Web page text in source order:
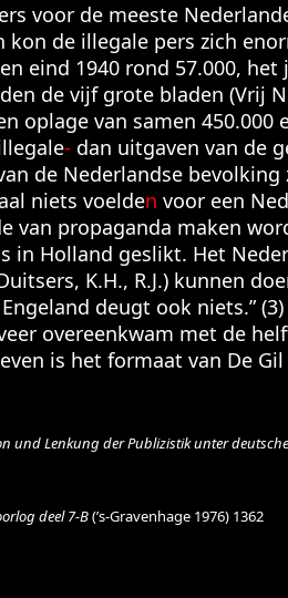
voor de meeste
de illegale pers zich
eind 1940 rond 57.000, het
de vijf grote bladen (Vrij
oplage van samen 450.000
- dan uitgaven van de
de Nederlandse
niets voelden voor een
propaganda maken
in Holland geslikt. Het
K.H., R.J.) kunnen
deugt ook niets.” (3)
overeenkwam met de
is het formaat van De
und Lenkung der Publizistik unter
deel 7-B(’s-Gravenhage 1976) 1362